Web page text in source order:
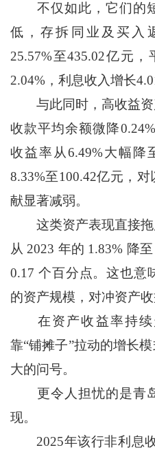
不仅如此，它们的短
低，存拆同业及买入
25.57%至435.02亿元
2.04%，利息收入增长
与此同时，高收益资
收款平均余额微降
收益率从6.49%大幅降
8.33%至100.42亿元，
献显著减弱。
这类资产表现直接拖
从 2023 年的 1.83% 降
0.17 个百分点。这也意
的资产规模，对冲资产
在资产收益率持续
靠“铺摊子”拉动的增长
大的问号。
更令人担忧的是青
现。
2025年该行非利息收